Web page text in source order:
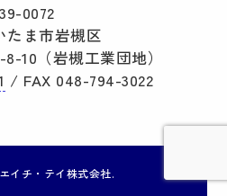
0072
たま市岩槻区
10（岩槻工業団地）
/ FAX 048-794-3022
イチ・テイ株式会社.